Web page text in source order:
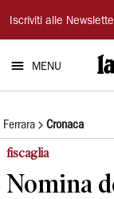
La
Nuova
Ferrara
Iscriviti alle
MENU
Ferrara Cronaca
fiscaglia
Nomina